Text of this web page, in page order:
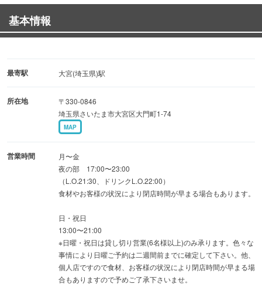
★個人店ならではの常連になるとお得も！
舌で確認を
★感想は人それぞれ！(^^)あなたの舌に合えばそれで良い
基本情報
最寄駅 大宮(埼玉県)駅
所在地
〒330-0846
埼玉県さいたま市大宮区大門町1-74
MAP
営業時間
月〜金
夜の部 17:00〜23:00
（L.O.21:30、ドリンクL.O.22:00）
食材やお客様の状況により閉店時間が早まる場合もあります。
日・祝日
13:00〜21:00
※日曜・祝日は貸し切り営業(6名様以上)のみ承ります。色々な
事情により日曜ご予約は二週間前までに確定して下さい。他、
個人店ですので食材、お客様の状況により閉店時間が早まる場
合もありますので予めご了承下さいませ。